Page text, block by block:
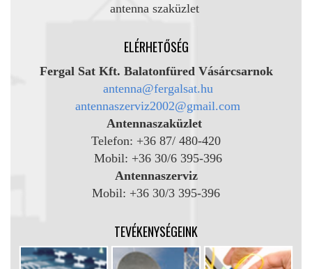
antenna szaküzlet
ELÉRHETŐSÉG
Fergal Sat Kft. Balatonfüred Vásárcsarnok
antenna@fergalsat.hu
antennaszerviz2002@gmail.com
Antennaszaküzlet
Telefon: +36 87/ 480-420
Mobil: +36 30/6 395-396
Antennaszerviz
Mobil: +36 30/3 395-396
TEVÉKENYSÉGEINK